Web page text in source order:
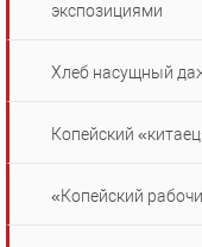
экспозициями
Хлеб насущный
Копейский
«Копейский